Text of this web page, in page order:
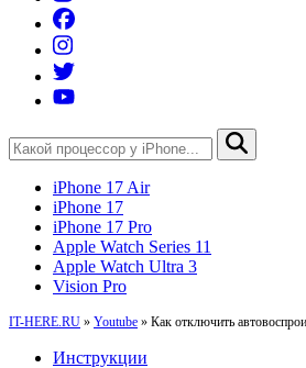
iPhone 17 Air
iPhone 17
iPhone 17 Pro
Apple Watch Series 11
Apple Watch Ultra 3
Vision Pro
IT-HERE.RU » Youtube » Как отключить
Инструкции